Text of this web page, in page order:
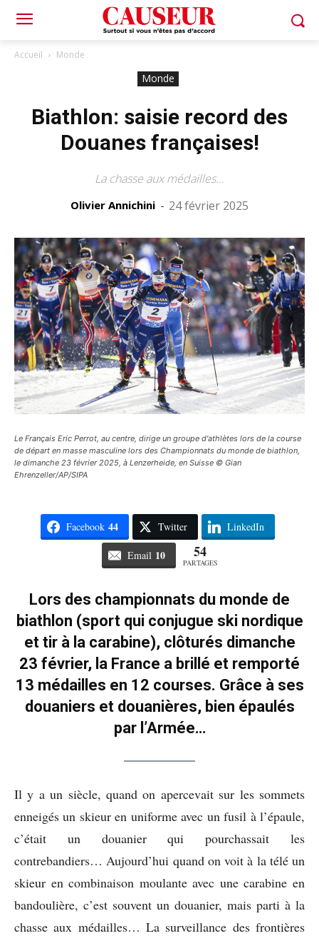
Accueil Monde
Monde
Biathlon: saisie record des
Douanes françaises!
La chasse aux médailles...
Olivier Annichini - 24 février 2025
Le Français Eric Perrot, au centre, dirige un groupe d'athlètes lors de la course
de départ en masse masculine lors des Championnats du monde de biathlon,
le dimanche 23 février 2025, à Lenzerheide, en Suisse © Gian
Ehrenzeller/AP/SIPA
Facebook 44 Twitter LinkedIn
Email 10 54
PARTAGES
Lors des championnats du monde de
biathlon (sport qui conjugue ski nordique
et tir à la carabine), clôturés dimanche
23 février, la France a brillé et remporté
13 médailles en 12 courses. Grâce à ses
douaniers et douanières, bien épaulés
par l’Armée…
Il y a un siècle, quand on apercevait sur les sommets
enneigés un skieur en uniforme avec un fusil à l’épaule,
c’était un douanier qui pourchassait les
contrebandiers… Aujourd’hui quand on voit à la télé un
skieur en combinaison moulante avec une carabine en
bandoulière, c’est souvent un douanier, mais parti à la
chasse aux médailles… La surveillance des frontières